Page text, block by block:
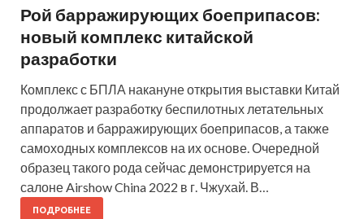
Рой барражирующих боеприпасов:
новый комплекс китайской
разработки
Комплекс с БПЛА накануне открытия выставки Китай
продолжает разработку беспилотных летательных
аппаратов и барражирующих боеприпасов, а также
самоходных комплексов на их основе. Очередной
образец такого рода сейчас демонстрируется на
салоне Airshow China 2022 в г. Чжухай. В…
ПОДРОБНЕЕ